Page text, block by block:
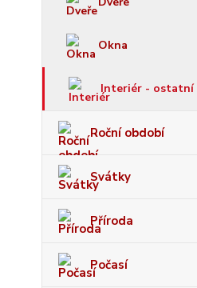
Okna
Interiér - ostatní
Roční období
Svátky
Příroda
Počasí